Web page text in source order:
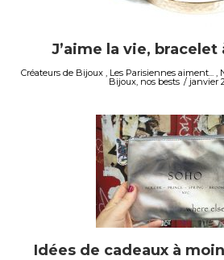
J’aime la vie, bracelet
Créateurs de Bijoux Les Parisiennes aiment...
Bijoux, nos bests janvier
Idées de cadeaux à